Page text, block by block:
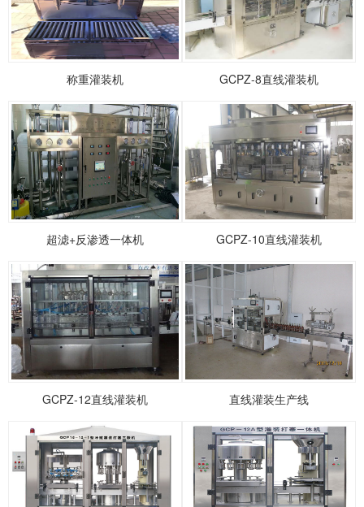
1
称重灌装机 GCPZ-8直线灌装机
超滤+反渗透一体机 GCPZ-10直线灌装机
GCPZ-12直线灌装机 直线灌装生产线